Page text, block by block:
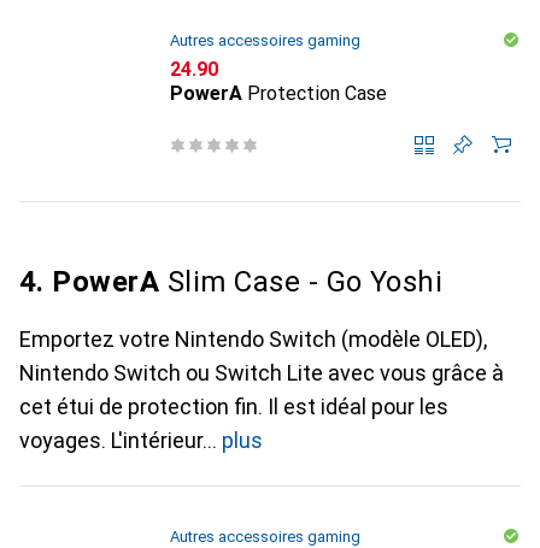
Autres accessoires gaming
CHF
24.90
PowerA Protection Case
4. PowerA Slim Case - Go Yoshi
Emportez votre Nintendo Switch (modèle OLED),
Nintendo Switch ou Switch Lite avec vous grâce à
cet étui de protection fin. Il est idéal pour les
voyages. L'intérieur
plus
Autres accessoires gaming